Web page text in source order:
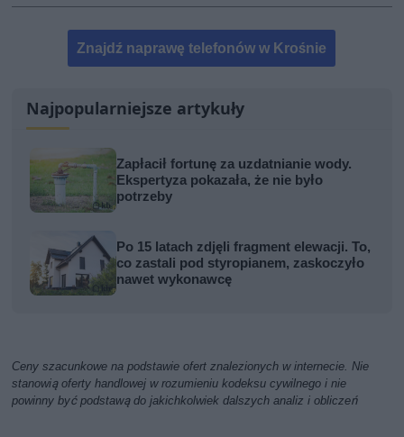
Znajdź naprawę telefonów w Krośnie
Najpopularniejsze artykuły
Zapłacił fortunę za uzdatnianie wody.
Ekspertyza pokazała, że nie było
potrzeby
Po 15 latach zdjęli fragment elewacji. To,
co zastali pod styropianem, zaskoczyło
nawet wykonawcę
Ceny szacunkowe na podstawie ofert znalezionych w internecie. Nie
stanowią oferty handlowej w rozumieniu kodeksu cywilnego i nie
powinny być podstawą do jakichkolwiek dalszych analiz i obliczeń